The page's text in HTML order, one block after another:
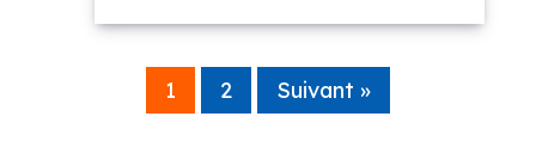
1 2 Suivant »